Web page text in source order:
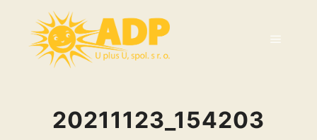
20211123_154203